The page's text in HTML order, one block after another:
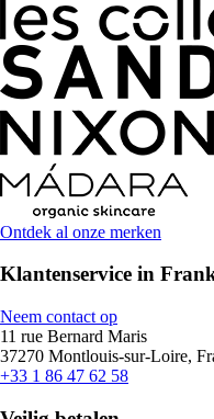
Ontdek al onze merken
Klantenservice in
Neem contact op
11 rue Bernard Maris
37270 Montlouis-sur-Loire,
+33 1 86 47 62 58